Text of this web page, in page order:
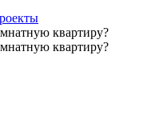
квартиру?
квартиру?